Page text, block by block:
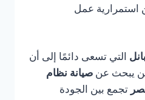
استمرارية عمل
التي تسعى دائمًا إلى أن
من يبحث عن صيانة نظام
تجمع بين الجودة